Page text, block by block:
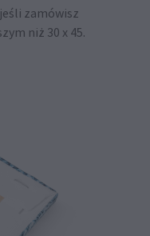
zamówisz
niż 30 x 45.